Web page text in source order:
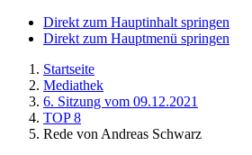
Direkt zum Hauptinhalt springen
Direkt zum Hauptmenü springen
Startseite
Mediathek
6. Sitzung vom 09.12.2021
TOP 8
Rede von Andreas Schwarz